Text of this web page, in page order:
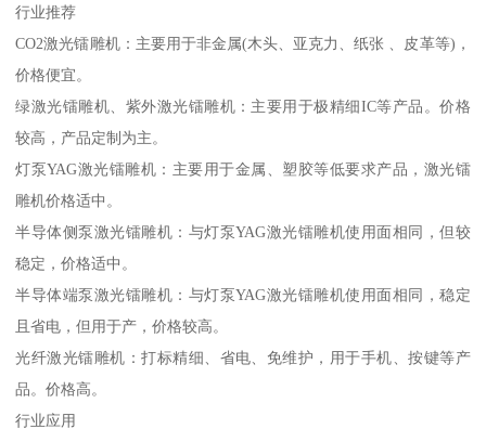
行业推荐
CO2激光镭雕机：主要用于非金属(木头、亚克力、纸张 、皮革等)，
价格便宜。
绿激光镭雕机、紫外激光镭雕机：主要用于极精细IC等产品。价格
较高，产品定制为主。
灯泵YAG激光镭雕机：主要用于金属、塑胶等低要求产品，激光镭
雕机价格适中。
半导体侧泵激光镭雕机：与灯泵YAG激光镭雕机使用面相同，但较
稳定，价格适中。
半导体端泵激光镭雕机：与灯泵YAG激光镭雕机使用面相同，稳定
且省电，但用于产，价格较高。
光纤激光镭雕机：打标精细、省电、免维护，用于手机、按键等产
品。价格高。
行业应用